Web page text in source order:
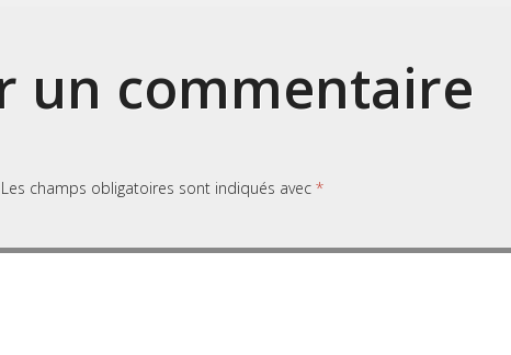
un commentaire
Les champs obligatoires sont indiqués avec *